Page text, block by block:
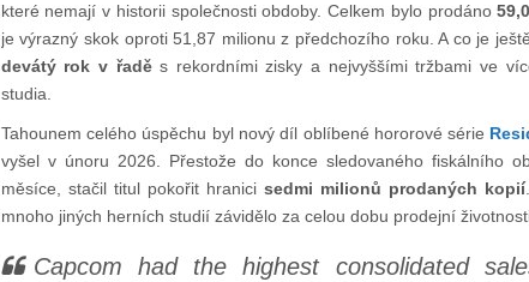
které nemají v historii společnosti obdoby. Celkem bylo prodáno
je výrazný skok oproti 51,87 milionu z předchozího roku. A co je
devátý rok v řaděs rekordními zisky a nejvyššími tržbami ve
studia.
Tahounem celého úspěchu byl nový díl oblíbené hororové série
vyšel v únoru 2026. Přestože do konce sledovaného fiskálního
měsíce, stačil titul pokořit hranici sedmi milionů prodaných kopií
mnoho jiných herních studií závidělo za celou dobu prodejní
Capcom had the highest consolidated